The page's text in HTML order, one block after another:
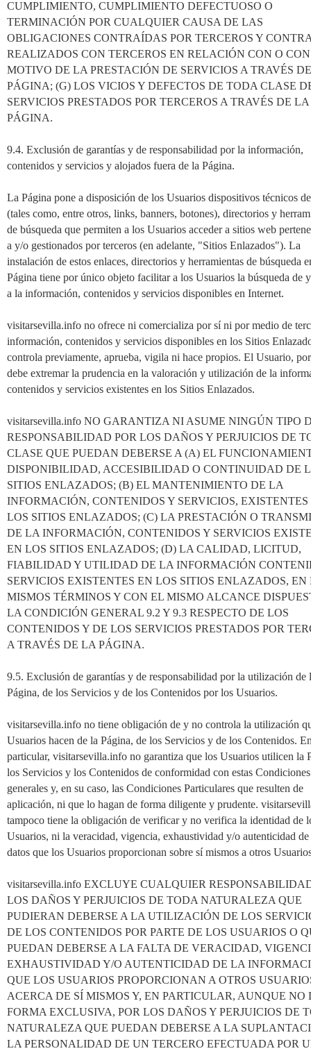
CUMPLIMIENTO, CUMPLIMIENTO DEFECTUOSO O
TERMINACIÓN POR CUALQUIER CAUSA DE LAS
OBLIGACIONES CONTRAÍDAS POR TERCEROS Y
REALIZADOS CON TERCEROS EN RELACIÓN CON O CON
MOTIVO DE LA PRESTACIÓN DE SERVICIOS A TRAVÉS
PÁGINA; (G) LOS VICIOS Y DEFECTOS DE TODA CLASE
SERVICIOS PRESTADOS POR TERCEROS A TRAVÉS DE LA
PÁGINA.
9.4. Exclusión de garantías y de responsabilidad por la información,
contenidos y servicios y alojados fuera de la Página.
La Página pone a disposición de los Usuarios dispositivos técnicos
(tales como, entre otros, links, banners, botones), directorios y
de búsqueda que permiten a los Usuarios acceder a sitios web
a y/o gestionados por terceros (en adelante, "Sitios Enlazados"). La
instalación de estos enlaces, directorios y herramientas de búsqueda
Página tiene por único objeto facilitar a los Usuarios la búsqueda de
a la información, contenidos y servicios disponibles en Internet.
visitarsevilla.info no ofrece ni comercializa por sí ni por medio de
información, contenidos y servicios disponibles en los Sitios
controla previamente, aprueba, vigila ni hace propios. El Usuario,
debe extremar la prudencia en la valoración y utilización de la
contenidos y servicios existentes en los Sitios Enlazados.
visitarsevilla.info NO GARANTIZA NI ASUME NINGÚN TIPO
RESPONSABILIDAD POR LOS DAÑOS Y PERJUICIOS DE
CLASE QUE PUEDAN DEBERSE A (A) EL
DISPONIBILIDAD, ACCESIBILIDAD O CONTINUIDAD DE
SITIOS ENLAZADOS; (B) EL MANTENIMIENTO DE LA
INFORMACIÓN, CONTENIDOS Y SERVICIOS, EXISTENTES
LOS SITIOS ENLAZADOS; (C) LA PRESTACIÓN O
DE LA INFORMACIÓN, CONTENIDOS Y SERVICIOS
EN LOS SITIOS ENLAZADOS; (D) LA CALIDAD, LICITUD,
FIABILIDAD Y UTILIDAD DE LA INFORMACIÓN
SERVICIOS EXISTENTES EN LOS SITIOS ENLAZADOS, EN
MISMOS TÉRMINOS Y CON EL MISMO ALCANCE
LA CONDICIÓN GENERAL 9.2 Y 9.3 RESPECTO DE LOS
CONTENIDOS Y DE LOS SERVICIOS PRESTADOS POR
A TRAVÉS DE LA PÁGINA.
9.5. Exclusión de garantías y de responsabilidad por la utilización de
Página, de los Servicios y de los Contenidos por los Usuarios.
visitarsevilla.info no tiene obligación de y no controla la utilización
Usuarios hacen de la Página, de los Servicios y de los Contenidos.
particular, visitarsevilla.info no garantiza que los Usuarios utilicen la
los Servicios y los Contenidos de conformidad con estas Condiciones
generales y, en su caso, las Condiciones Particulares que resulten de
aplicación, ni que lo hagan de forma diligente y prudente.
tampoco tiene la obligación de verificar y no verifica la identidad de
Usuarios, ni la veracidad, vigencia, exhaustividad y/o autenticidad de
datos que los Usuarios proporcionan sobre sí mismos a otros
visitarsevilla.info EXCLUYE CUALQUIER
LOS DAÑOS Y PERJUICIOS DE TODA NATURALEZA QUE
PUDIERAN DEBERSE A LA UTILIZACIÓN DE LOS
DE LOS CONTENIDOS POR PARTE DE LOS USUARIOS O
PUEDAN DEBERSE A LA FALTA DE VERACIDAD,
EXHAUSTIVIDAD Y/O AUTENTICIDAD DE LA
QUE LOS USUARIOS PROPORCIONAN A OTROS
ACERCA DE SÍ MISMOS Y, EN PARTICULAR, AUNQUE NO
FORMA EXCLUSIVA, POR LOS DAÑOS Y PERJUICIOS DE
NATURALEZA QUE PUEDAN DEBERSE A LA
LA PERSONALIDAD DE UN TERCERO EFECTUADA POR